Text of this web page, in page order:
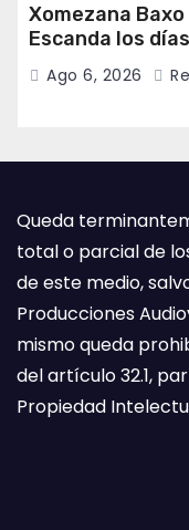
Xomezana
Escanda los
Ago 6, 2026
Queda
total o parcial de
de este medio,
Producciones
mismo queda
del artículo 32.1,
Propiedad